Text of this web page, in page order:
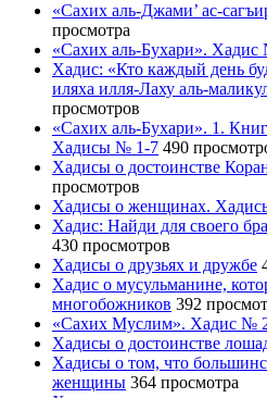
«Сахих аль-Джами’ ас-
просмотра
«Сахих аль-Бухари».
Хадис: «Кто каждый день
иляха илля-Лаху аль-
просмотров
«Сахих аль-Бухари». 1.
Хадисы № 1-7 490
Хадисы о достоинстве
просмотров
Хадисы о женщинах.
Хадис: Найди для своего
430 просмотров
Хадисы о друзьях и дружбе
Хадис о мусульманине,
многобожников 392
«Сахих Муслим». Хадис №
Хадисы о достоинстве
Хадисы о том, что
женщины 364 просмотра